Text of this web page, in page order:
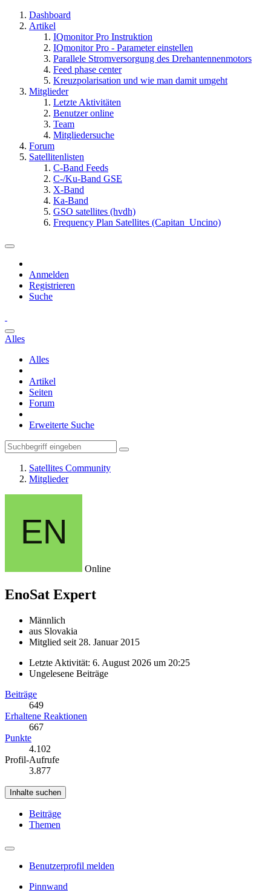
Dashboard
Artikel
IQmonitor Pro Instruktion
IQmonitor Pro - Parameter einstellen
Parallele Stromversorgung des Drehantennenmotors
Feed phase center
Kreuzpolarisation und wie man damit umgeht
Mitglieder
Letzte Aktivitäten
Benutzer online
Team
Mitgliedersuche
Forum
Satellitenlisten
C-Band Feeds
C-/Ku-Band GSE
X-Band
Ka-Band
GSO satellites (hvdh)
Frequency Plan Satellites (Capitan_Uncino)
Anmelden
Registrieren
Suche
Alles
Alles
Artikel
Seiten
Forum
Erweiterte Suche
Satellites Community
Mitglieder
Online
EnoSat Expert
Männlich
aus Slovakia
Mitglied seit 28. Januar 2015
Letzte Aktivität: 6. August 2026 um 20:25
Ungelesene Beiträge
Beiträge
649
Erhaltene Reaktionen
667
Punkte
4.102
Profil-Aufrufe
3.877
Inhalte suchen
Beiträge
Themen
Benutzerprofil melden
Pinnwand